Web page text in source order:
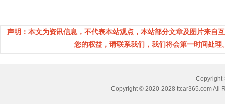
声明：本文为资讯信息，不代表本站观点，本站部分文章及图片来自
您的权益，请联系我们，我们将会第一时间处
Copyright
Copyright © 2020-2028 ttcar365.com All